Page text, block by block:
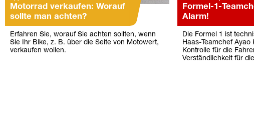
Motorrad verkaufen: Worauf
sollte man achten?
Erfahren Sie, worauf Sie achten sollten, wenn
Sie Ihr Bike, z. B. über die Seite von Motowert,
verkaufen wollen.
Formel-1-
Alarm!
Die Formel 1 ist
Haas-Teamchef
Kontrolle für die
Verständlichkeit für